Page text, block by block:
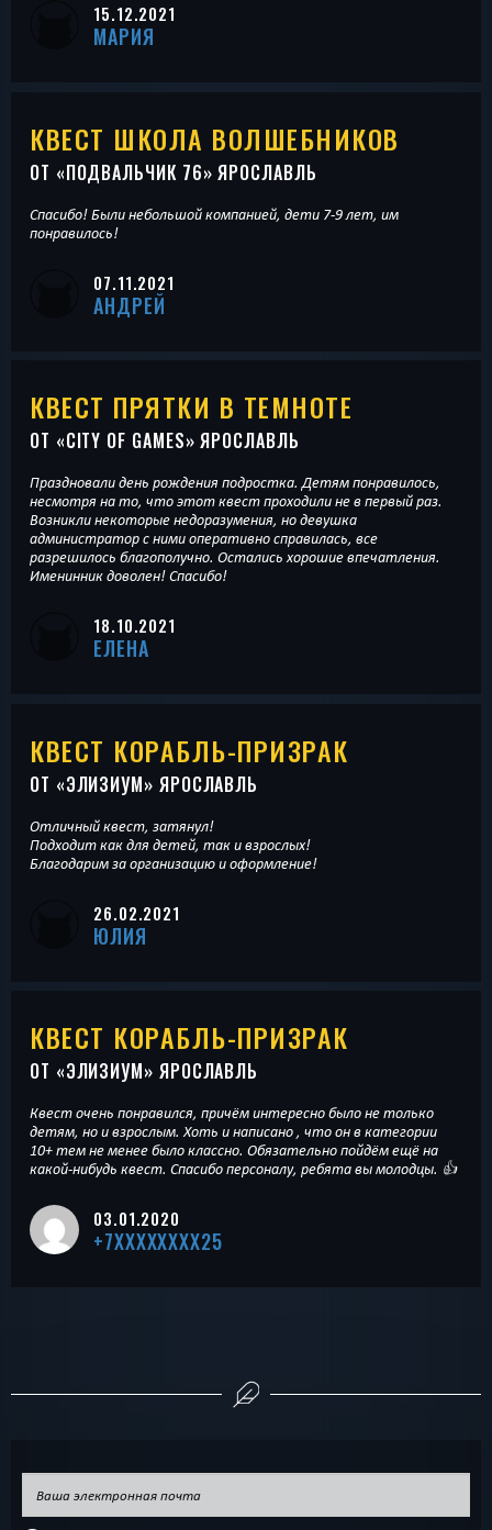
15.12.2021
МАРИЯ
КВЕСТ ШКОЛА ВОЛШЕБНИКОВ
ОТ «ПОДВАЛЬЧИК 76» ЯРОСЛАВЛЬ
Спасибо! Были небольшой компанией, дети 7-9 лет, им
понравилось!
07.11.2021
АНДРЕЙ
КВЕСТ ПРЯТКИ В ТЕМНОТЕ
ОТ «CITY OF GAMES» ЯРОСЛАВЛЬ
Праздновали день рождения подростка. Детям понравилось,
несмотря на то, что этот квест проходили не в первый раз.
Возникли некоторые недоразумения, но девушка
администратор с ними оперативно справилась, все
разрешилось благополучно. Остались хорошие впечатления.
Именинник доволен! Спасибо!
18.10.2021
ЕЛЕНА
КВЕСТ КОРАБЛЬ-ПРИЗРАК
ОТ «ЭЛИЗИУМ» ЯРОСЛАВЛЬ
Отличный квест, затянул!
Подходит как для детей, так и взрослых!
Благодарим за организацию и оформление!
26.02.2021
ЮЛИЯ
КВЕСТ КОРАБЛЬ-ПРИЗРАК
ОТ «ЭЛИЗИУМ» ЯРОСЛАВЛЬ
Квест очень понравился, причём интересно было не только
детям, но и взрослым. Хоть и написано , что он в категории
10+ тем не менее было классно. Обязательно пойдём ещё на
какой-нибудь квест. Спасибо персоналу, ребята вы молодцы. 👍
03.01.2020
+7XXXXXXXX25